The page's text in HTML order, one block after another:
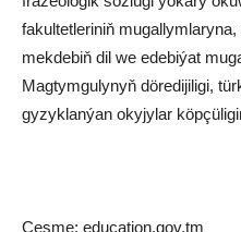
fakultetleriniň
mekdebiň dil we edebiýat
Magtymgulynyň döredijiligi,
gyzyklanýan okyjylar
Çeşme: education.gov.tm